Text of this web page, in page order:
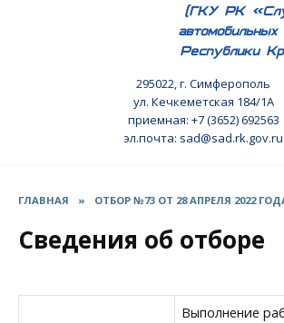
(ГКУ РК
автомобильных
Республики
295022, г. Симферополь
ул. Кечкеметская 184/1А
приемная: +7 (3652) 692563
эл.почта: sad@sad.rk.gov.ru
ГЛАВНАЯ » ОТБОР №73 ОТ 28 АПРЕЛЯ 2022
Сведения об отборе
Выполнение